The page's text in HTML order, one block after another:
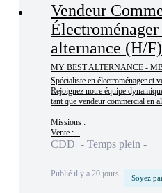
Vendeur
Électroménager
alternance (H/F)
MY BEST ALTERNANCE -
Spécialiste en électroménager et
Rejoignez notre équipe
tant que vendeur commercial en
Missions :
Vente :...
CDD - Temps plein
Publié il y a 20 jours Soyez